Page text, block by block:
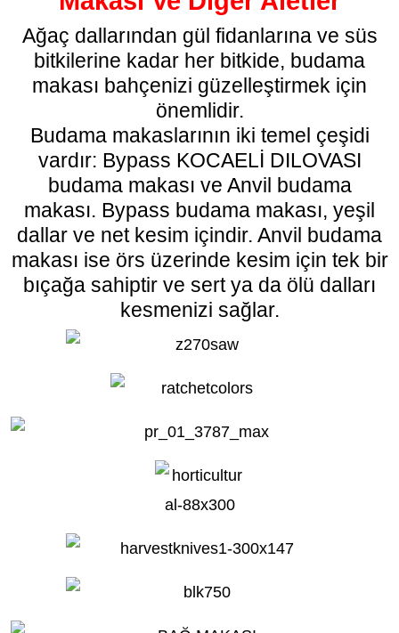
Ağaç dallarından gül fidanlarına ve süs
bitkilerine kadar her bitkide, budama
makası bahçenizi güzelleştirmek için
önemlidir.
Budama makaslarının iki temel çeşidi
vardır: Bypass KOCAELİ DILOVASI
budama makası ve Anvil budama
makası. Bypass budama makası, yeşil
dallar ve net kesim içindir. Anvil budama
makası ise örs üzerinde kesim için tek bir
bıçağa sahiptir ve sert ya da ölü dalları
kesmenizi sağlar.